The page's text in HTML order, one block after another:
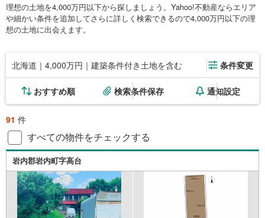
理想の土地を4,000万円以下から探しましょう。Yahoo!不動産ならエリア
や細かい条件を追加してさらに詳しく検索できるので4,000万円以下の理
想の土地に出会えます。
北海道｜4,000万円｜建築条件付き土地を含む 条件変更
おすすめ順 検索条件保存 通知設定
91 件
すべての物件をチェックする
岩内郡岩内町字高台